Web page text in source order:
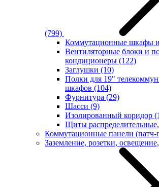
(799)
Коммутационные шкафы
Вентиляторные блоки и
кондиционеры (122)
Заглушки (10)
Полки для 19"
шкафов (104)
Фурнитура (29)
Шасси (9)
Изолированный коридор
Щиты распределительные,
Коммутационные панели (патч-
Заземление, розетки,